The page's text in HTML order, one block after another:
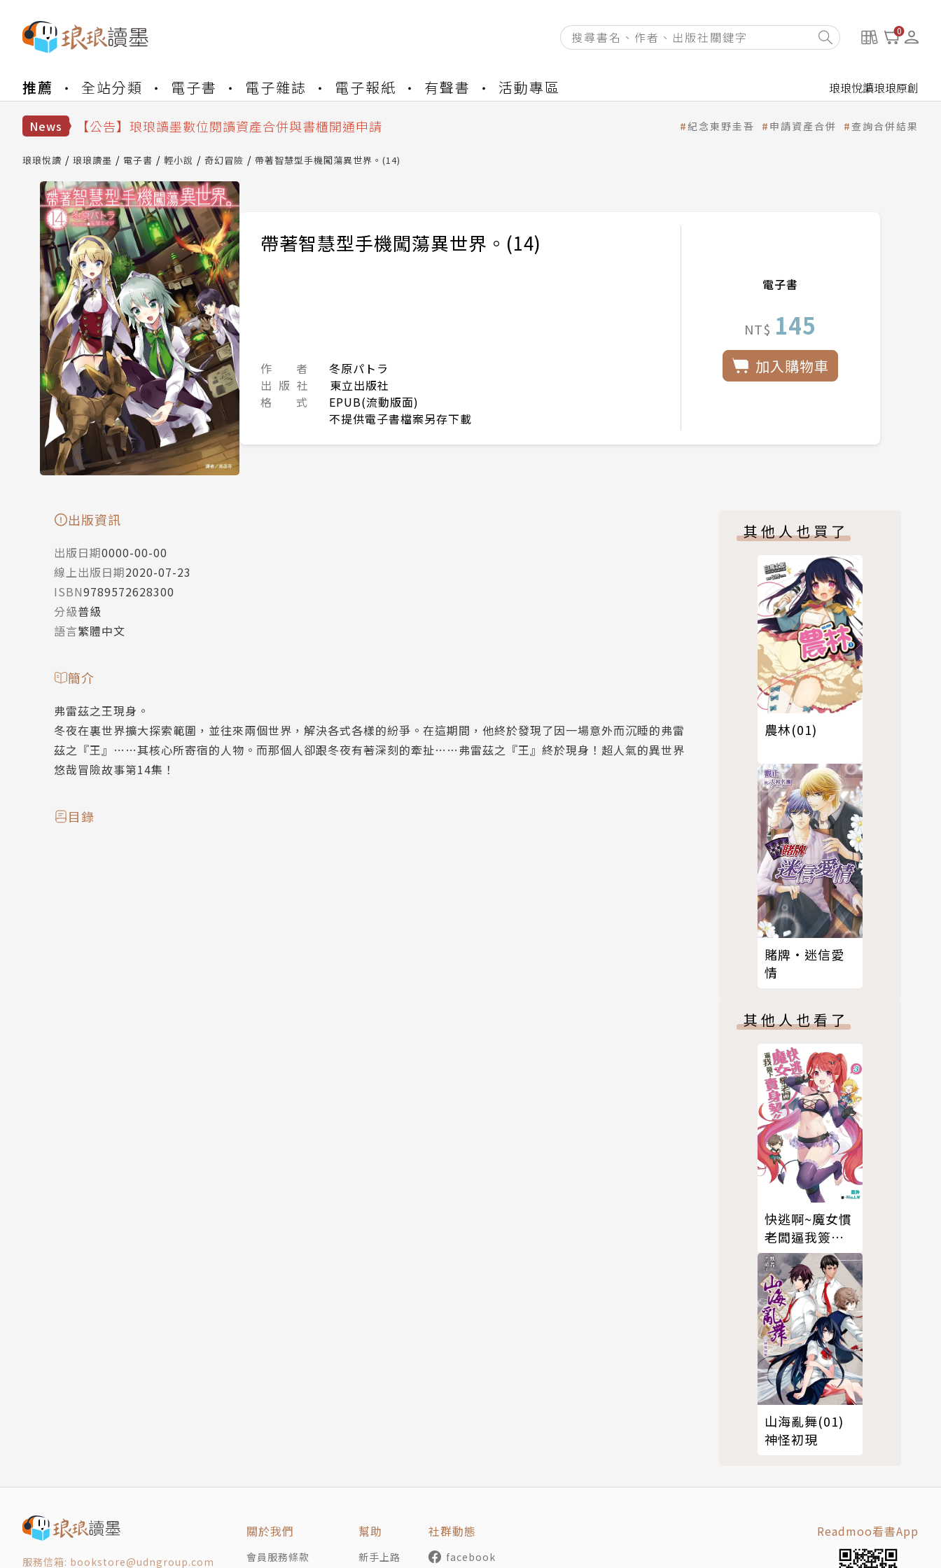
0
推薦 全站分類 電子書 電子雜誌 電子報紙 有聲書 活動專區 琅琅悅讀琅琅原創
News
【公告】琅琅書店服務升級重要說明及資產合併結果查詢
【公告】因 Readmoo 讀墨系統維護中，本站同步暫停部分閱讀服務
【公告】琅琅讀墨書櫃開通常見問題
【公告】琅琅書店服務升級重要說明及資產合併結果查詢
【公告】因 Readmoo 讀墨系統維護中，本站同步暫停部分閱讀服務
紀念東野圭吾 申請資產合併 查詢合併結果
琅琅悅讀 琅琅讀墨 電子書 輕小說 奇幻冒險 帶著智慧型手機闖蕩異世界。(14)
帶著智慧型手機闖蕩異世界。(14)
作 者
冬原パトラ
出 版 社
東立出版社
格 式
EPUB(流動版面)
不提供電子書檔案另存下載
電子書
NT$ 145
加入購物車
出版資訊
出版日期0000-00-00
線上出版日期2020-07-23
ISBN9789572628300
分級普級
語言繁體中文
簡介
弗雷茲之王現身。
冬夜在裏世界擴大探索範圍，並往來兩個世界，解決各式各樣的紛爭。在這期間，他終於發現了因一場意外而沉睡的弗雷
茲之『王』……其核心所寄宿的人物。而那個人卻跟冬夜有著深刻的牽扯……弗雷茲之『王』終於現身！超人氣的異世界
悠哉冒險故事第14集！
目錄
其他人也買了
農林(01)
賭牌‧迷信愛
情
其他人也看了
快逃啊~魔女慣
老闆逼我簽下
賣身契！(03)
山海亂舞(01)
神怪初現
服務信箱: bookstore@udngroup.com
關於我們
會員服務條款
幫助
新手上路
社群動態
facebook
Readmoo看書App